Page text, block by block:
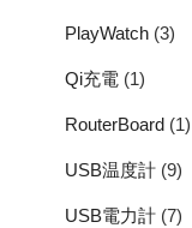
PlayWatch (3)
Qi充電 (1)
RouterBoard (1)
USB温度計 (9)
USB電力計 (7)